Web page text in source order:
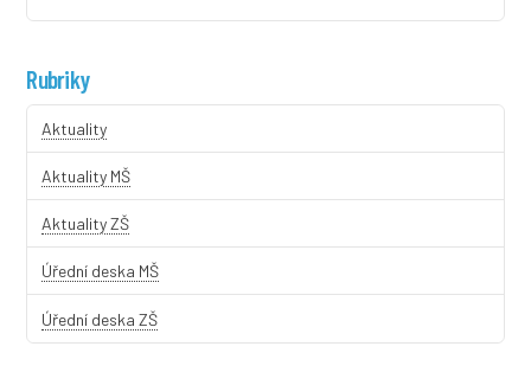
Rubriky
Aktuality
Aktuality MŠ
Aktuality ZŠ
Úřední deska MŠ
Úřední deska ZŠ